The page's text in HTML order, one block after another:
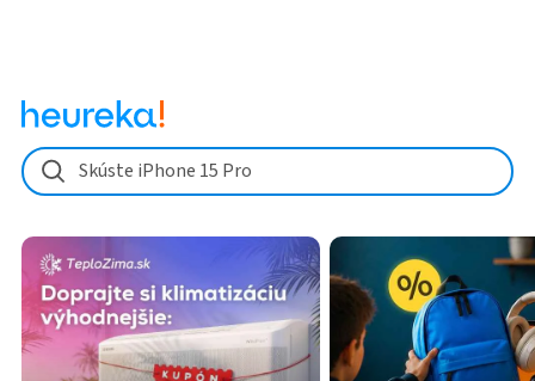
Skúste iPhone 15 Pro